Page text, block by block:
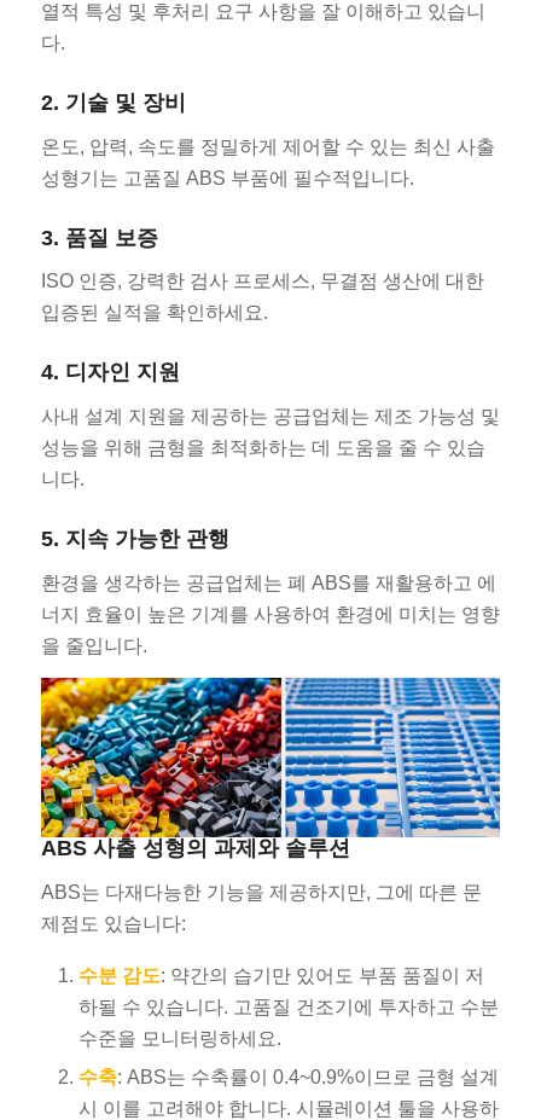
열적 특성 및 후처리 요구 사항을 잘 이해하고 있습니
다.
2. 기술 및 장비
온도, 압력, 속도를 정밀하게 제어할 수 있는 최신 사출
성형기는 고품질 ABS 부품에 필수적입니다.
3. 품질 보증
ISO 인증, 강력한 검사 프로세스, 무결점 생산에 대한
입증된 실적을 확인하세요.
4. 디자인 지원
사내 설계 지원을 제공하는 공급업체는 제조 가능성 및
성능을 위해 금형을 최적화하는 데 도움을 줄 수 있습
니다.
5. 지속 가능한 관행
환경을 생각하는 공급업체는 폐 ABS를 재활용하고 에
너지 효율이 높은 기계를 사용하여 환경에 미치는 영향
을 줄입니다.
ABS 사출 성형의 과제와 솔루션
ABS는 다재다능한 기능을 제공하지만, 그에 따른 문
제점도 있습니다:
수분 감도: 약간의 습기만 있어도 부품 품질이 저
하될 수 있습니다. 고품질 건조기에 투자하고 수분
수준을 모니터링하세요.
수축: ABS는 수축률이 0.4~0.9%이므로 금형 설계
시 이를 고려해야 합니다. 시뮬레이션 툴을 사용하